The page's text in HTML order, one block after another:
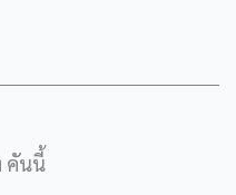
คันนี้